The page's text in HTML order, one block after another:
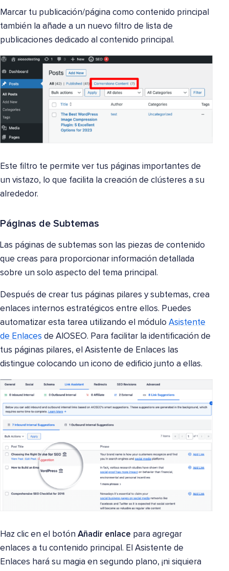
Marcar tu publicación/página como contenido principal
también la añade a un nuevo filtro de lista de
publicaciones dedicado al contenido principal.
Este filtro te permite ver tus páginas importantes de
un vistazo, lo que facilita la creación de clústeres a su
alrededor.
Páginas de Subtemas
Las páginas de subtemas son las piezas de contenido
que creas para proporcionar información detallada
sobre un solo aspecto del tema principal.
Después de crear tus páginas pilares y subtemas, crea
enlaces internos estratégicos entre ellos. Puedes
automatizar esta tarea utilizando el módulo Asistente
de Enlaces de AIOSEO. Para facilitar la identificación de
tus páginas pilares, el Asistente de Enlaces las
distingue colocando un icono de edificio junto a ellas.
Haz clic en el botón Añadir enlace para agregar
enlaces a tu contenido principal. El Asistente de
Enlaces hará su magia en segundo plano, ¡ni siquiera